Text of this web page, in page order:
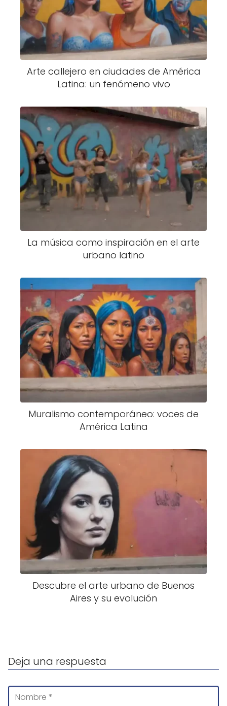
Arte callejero en ciudades de América
Latina: un fenómeno vivo
La música como inspiración en el arte
urbano latino
Muralismo contemporáneo: voces de
América Latina
Descubre el arte urbano de Buenos
Aires y su evolución
Deja una respuesta